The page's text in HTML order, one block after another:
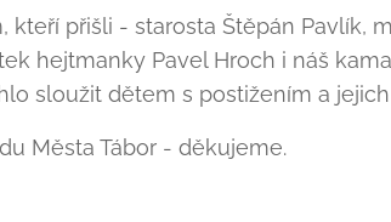
přišli - starosta Štěpán Pavlík,
hejtmanky Pavel Hroch i náš
sloužit dětem s postižením a
Města Tábor - děkujeme.